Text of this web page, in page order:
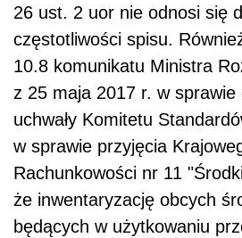
26 ust. 2 uor nie odnosi się
częstotliwości spisu.
10.8 komunikatu Ministra
z 25 maja 2017 r. w sprawie
uchwały Komitetu
w sprawie przyjęcia
Rachunkowości nr 11
że inwentaryzację obcych
będących w użytkowaniu